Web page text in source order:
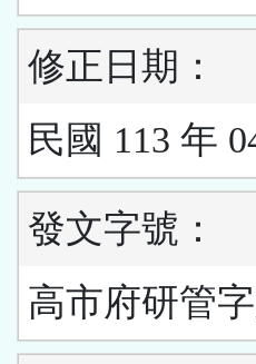
修正日期：
民國 113 年
發文字號：
高市府研管